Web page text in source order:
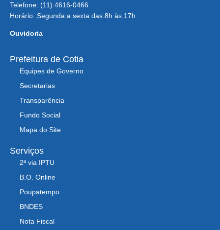
Telefone: (11) 4616-0466
Horário: Segunda a sexta das 8h às 17h
Ouvidoria
Prefeitura de Cotia
Equipes de Governo
Secretarias
Transparência
Fundo Social
Mapa do Site
Serviços
2ª via IPTU
B.O. Online
Poupatempo
BNDES
Nota Fiscal